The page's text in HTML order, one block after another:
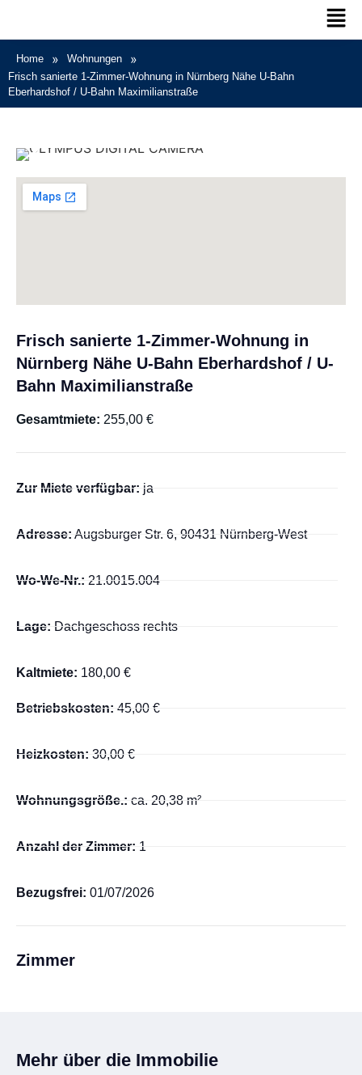
Home » Wohnungen »
Frisch sanierte 1-Zimmer-Wohnung in Nürnberg Nähe U-Bahn
Eberhardshof / U-Bahn Maximilianstraße
Frisch sanierte 1-Zimmer-Wohnung in
Nürnberg Nähe U-Bahn Eberhardshof / U-
Bahn Maximilianstraße
Gesamtmiete: 255,00 €
Zur Miete verfügbar: ja
Adresse: Augsburger Str. 6, 90431 Nürnberg-West
Wo-We-Nr.: 21.0015.004
Lage: Dachgeschoss rechts
Kaltmiete: 180,00 €
Betriebskosten: 45,00 €
Heizkosten: 30,00 €
Wohnungsgröße.: ca. 20,38 m²
Anzahl der Zimmer: 1
Bezugsfrei: 01/07/2026
Zimmer
Mehr über die Immobilie